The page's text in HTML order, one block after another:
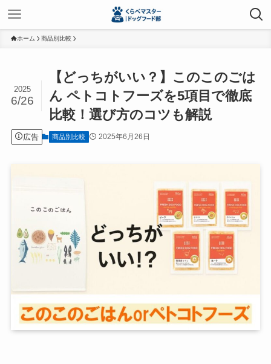
ホーム 商品別比較
【どっちがいい？】このこのごは
ん ペトコトフーズを5項目で徹底
比較！選び方のコツも解説
2025
6/26
広告 商品別比較 2025年6月26日